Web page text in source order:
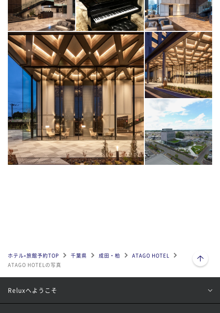
ホテル•旅館予約TOP 千葉県 成田・柏
ATAGO HOTEL
ATAGO HOTELの写真
ページトップへ
Reluxへようこそ